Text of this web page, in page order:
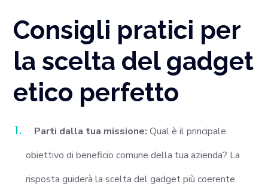
Consigli pratici per
la scelta del gadget
etico perfetto
Parti dalla tua missione: Qual è il principale
obiettivo di beneficio comune della tua azienda? La
risposta guiderà la scelta del gadget più coerente.